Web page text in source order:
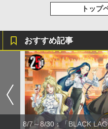
トップ
おすすめ記事
8/7～8/30：「BLACK